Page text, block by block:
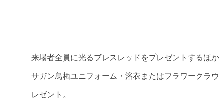
来場者全員に光るブレスレッドをプレゼントするほ
サガン鳥栖ユニフォーム・浴衣またはフラワークラ
レゼント。